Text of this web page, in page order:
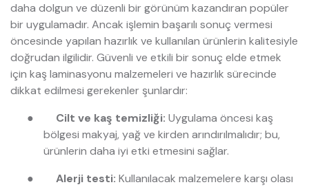
daha dolgun ve düzenli bir görünüm kazandıran popüler
bir uygulamadır. Ancak işlemin başarılı sonuç vermesi
öncesinde yapılan hazırlık ve kullanılan ürünlerin kalitesiyle
doğrudan ilgilidir. Güvenli ve etkili bir sonuç elde etmek
için kaş laminasyonu malzemeleri ve hazırlık sürecinde
dikkat edilmesi gerekenler şunlardır:
●
Cilt ve kaş temizliği: Uygulama öncesi kaş
bölgesi makyaj, yağ ve kirden arındırılmalıdır; bu,
ürünlerin daha iyi etki etmesini sağlar.
●
Alerji testi: Kullanılacak malzemelere karşı olası